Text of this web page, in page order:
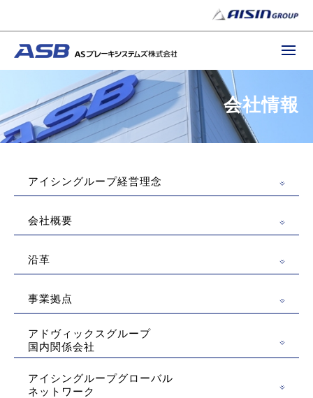
会社情報
アイシングループ経営理念
会社概要
沿革
事業拠点
アドヴィックスグループ
国内関係会社
アイシングループグローバル
ネットワーク